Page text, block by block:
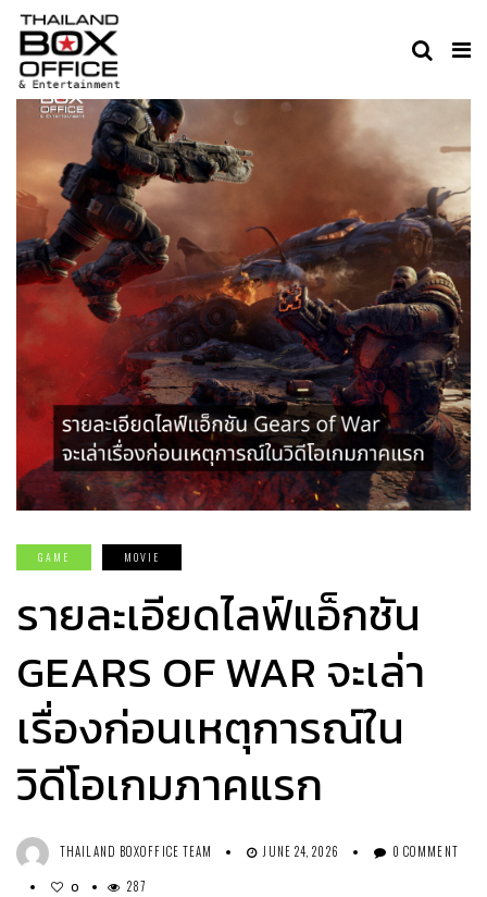
GAME MOVIE
รายละเอียดไลฟ์แอ็กชัน
GEARS OF WAR จะเล่า
เรื่องก่อนเหตุการณ์ใน
วิดีโอเกมภาคแรก
THAILAND BOXOFFICE TEAM JUNE 24, 2026 0 COMMENT
0 287